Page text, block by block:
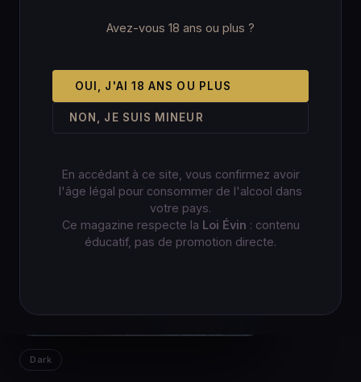
Avez-vous 18 ans ou plus ?
OUI, J'AI 18 ANS OU PLUS
NON, JE SUIS MINEUR
En accédant à ce site, vous confirmez avoir
l'âge légal pour consommer de l'alcool dans
votre pays.
Ce magazine respecte la Loi Évin : contenu
éducatif, pas de promotion directe.
Dark